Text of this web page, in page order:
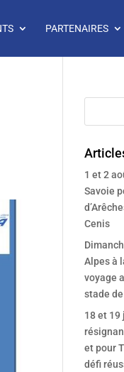
PARTENAIRES
1 et 2
Savoie
Cenis
Alpes à
voyage
stade
18 et
et pour
défi